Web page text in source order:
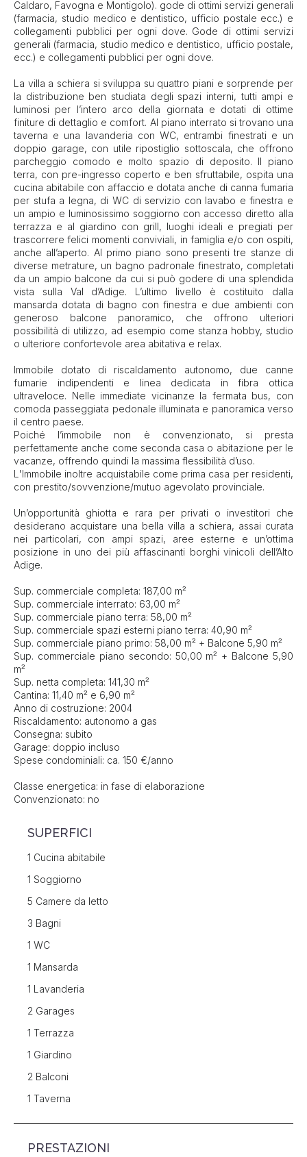
Caldaro, Favogna e Montigolo). gode di ottimi servizi generali
(farmacia, studio medico e dentistico, ufficio postale ecc.) e
collegamenti pubblici per ogni dove. Gode di ottimi servizi
generali (farmacia, studio medico e dentistico, ufficio postale,
ecc.) e collegamenti pubblici per ogni dove.
La villa a schiera si sviluppa su quattro piani e sorprende per
la distribuzione ben studiata degli spazi interni, tutti ampi e
luminosi per l’intero arco della giornata e dotati di ottime
finiture di dettaglio e comfort. Al piano interrato si trovano una
taverna e una lavanderia con WC, entrambi finestrati e un
doppio garage, con utile ripostiglio sottoscala, che offrono
parcheggio comodo e molto spazio di deposito. Il piano
terra, con pre-ingresso coperto e ben sfruttabile, ospita una
cucina abitabile con affaccio e dotata anche di canna fumaria
per stufa a legna, di WC di servizio con lavabo e finestra e
un ampio e luminosissimo soggiorno con accesso diretto alla
terrazza e al giardino con grill, luoghi ideali e pregiati per
trascorrere felici momenti conviviali, in famiglia e/o con ospiti,
anche all’aperto. Al primo piano sono presenti tre stanze di
diverse metrature, un bagno padronale finestrato, completati
da un ampio balcone da cui si può godere di una splendida
vista sulla Val d’Adige. L’ultimo livello è costituito dalla
mansarda dotata di bagno con finestra e due ambienti con
generoso balcone panoramico, che offrono ulteriori
possibilità di utilizzo, ad esempio come stanza hobby, studio
o ulteriore confortevole area abitativa e relax.
Immobile dotato di riscaldamento autonomo, due canne
fumarie indipendenti e linea dedicata in fibra ottica
ultraveloce. Nelle immediate vicinanze la fermata bus, con
comoda passeggiata pedonale illuminata e panoramica verso
il centro paese.
Poiché l’immobile non è convenzionato, si presta
perfettamente anche come seconda casa o abitazione per le
vacanze, offrendo quindi la massima flessibilità d’uso.
L'Immobile inoltre acquistabile come prima casa per residenti,
con prestito/sovvenzione/mutuo agevolato provinciale.
Un’opportunità ghiotta e rara per privati o investitori che
desiderano acquistare una bella villa a schiera, assai curata
nei particolari, con ampi spazi, aree esterne e un’ottima
posizione in uno dei più affascinanti borghi vinicoli dell’Alto
Adige.
Sup. commerciale completa: 187,00 m²
Sup. commerciale interrato: 63,00 m²
Sup. commerciale piano terra: 58,00 m²
Sup. commerciale spazi esterni piano terra: 40,90 m²
Sup. commerciale piano primo: 58,00 m² + Balcone 5,90 m²
Sup. commerciale piano secondo: 50,00 m² + Balcone 5,90
m²
Sup. netta completa: 141,30 m²
Cantina: 11,40 m² e 6,90 m²
Anno di costruzione: 2004
Riscaldamento: autonomo a gas
Consegna: subito
Garage: doppio incluso
Spese condominiali: ca. 150 €/anno
Classe energetica: in fase di elaborazione
Convenzionato: no
SUPERFICI
1 Cucina abitabile
1 Soggiorno
5 Camere da letto
3 Bagni
1 WC
1 Mansarda
1 Lavanderia
2 Garages
1 Terrazza
1 Giardino
2 Balconi
1 Taverna
PRESTAZIONI